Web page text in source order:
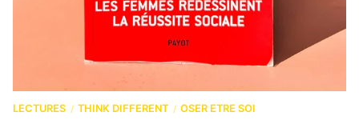
LECTURES / THINK DIFFERENT / OSER ETRE SOI